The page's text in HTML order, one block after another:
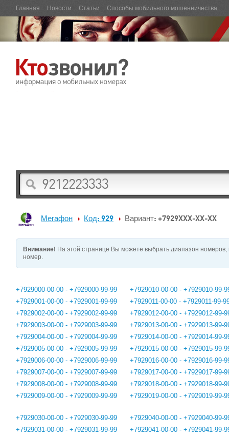
Главная Новости Статьи Способы мобильного мошенничества
Мегафон Код: 929 Вариант: +7929XXX-XX-XX
Внимание! На этой странице Вы можете выбрать диапазон
номер.
+7929000-00-00 - +7929000-99-99
+7929001-00-00 - +7929001-99-99
+7929002-00-00 - +7929002-99-99
+7929003-00-00 - +7929003-99-99
+7929004-00-00 - +7929004-99-99
+7929005-00-00 - +7929005-99-99
+7929006-00-00 - +7929006-99-99
+7929007-00-00 - +7929007-99-99
+7929008-00-00 - +7929008-99-99
+7929009-00-00 - +7929009-99-99
+7929010-00-00 - +7929010-99-
+7929011-00-00 - +7929011-99-
+7929012-00-00 - +7929012-99-
+7929013-00-00 - +7929013-99-
+7929014-00-00 - +7929014-99-
+7929015-00-00 - +7929015-99-
+7929016-00-00 - +7929016-99-
+7929017-00-00 - +7929017-99-
+7929018-00-00 - +7929018-99-
+7929019-00-00 - +7929019-99-
+7929030-00-00 - +7929030-99-99
+7929031-00-00 - +7929031-99-99
+7929040-00-00 - +7929040-99-
+7929041-00-00 - +7929041-99-